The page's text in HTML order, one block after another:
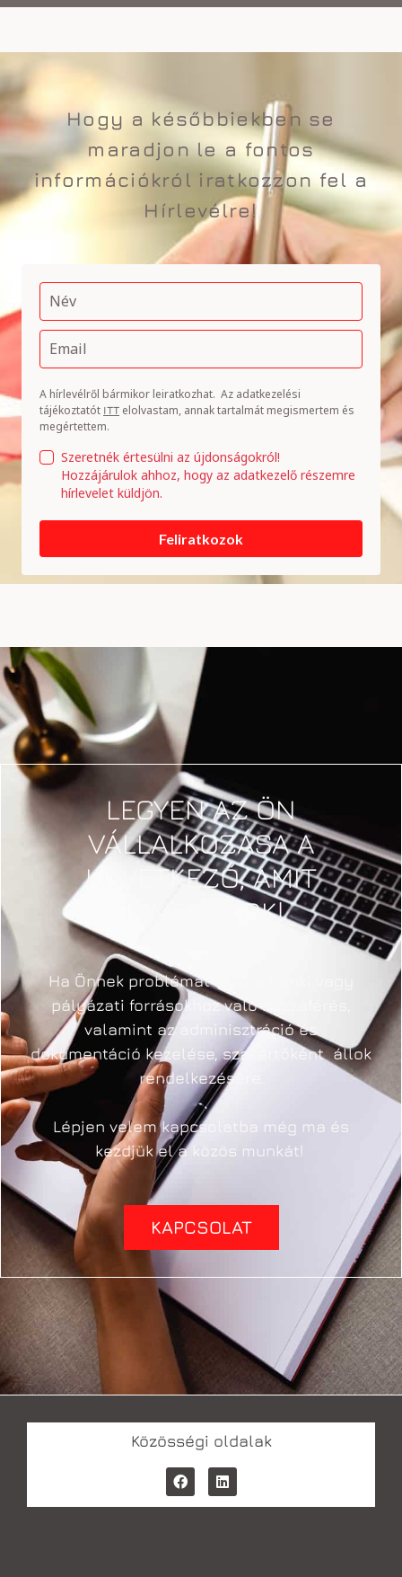
Hogy a későbbiekben se
maradjon le a fontos
információkról iratkozzon fel a
Hírlevélre!
A hírlevélről bármikor leiratkozhat. Az adatkezelési
tájékoztatót ITT elolvastam, annak tartalmát megismertem és
megértettem.
Szeretnék értesülni az újdonságokról!
Hozzájárulok ahhoz, hogy az adatkezelő részemre
hírlevelet küldjön.
Feliratkozok
LEGYEN AZ ÖN
VÁLLALKOZÁSA A
KÖVETKEZŐ, AMIT
TÁMOGATOK!
Ha Önnek problémát okoz a banki vagy
pályázati forrásokhoz való hozzáférés,
valamint az adminisztráció és
dokumentáció kezelése, szakértőként állok
rendelkezésére.
Lépjen velem kapcsolatba még ma és
kezdjük el a közös munkát!
KAPCSOLAT
Közösségi oldalak